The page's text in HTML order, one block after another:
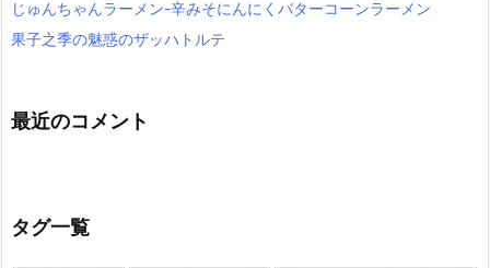
じゅんちゃんラーメン-辛みそにんにくバターコーンラーメン
果子之季の魅惑のザッハトルテ
最近のコメント
タグ一覧